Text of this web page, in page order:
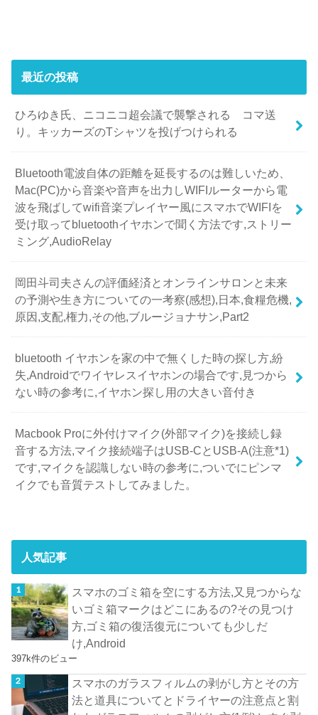
最近の投稿
ひろゆき氏、ニコニコ超会議で襲撃される コマ送
り。キッカーズのTシャツを投げつけられる
Bluetooth電波自体の距離を延長するのは難しいため、
Mac(PC)から音楽や音声を出力しWIFIルーターから電
波を飛ばしてwifi音楽プレイヤー風にスマホでWIFIを
受け取ってbluetoothイヤホンで聞く方法です,ストリー
ミング,AudioRelay
岡田斗司夫さんの評価経済とオンラインサロンと未来
の予測や生き方についての一考察(感想),日本,食糧危機,
原因,支配,権力,その他,ブルージョナサン,Part2
bluetooth イヤホンを家の中で無くした時の探し方,紛
失,Androidでワイヤレスイヤホンの場合です,見つから
ない時の参考に,イヤホン探し用の大きい音付き
Macbook Proに外付けマイク(外部マイク)を接続し録
音する方法,マイク接続端子はUSB-CとUSB-A(注意*1)
です,マイクを認識しない時の参考に,ついでにピンマ
イクでも音質テストしてみました。
人気記事
スマホのゴミ箱を空にする方法,又見つからな
いゴミ箱マークはどこにあるの?その見つけ
方,ゴミ箱の復活復元についても少しだ
け,Android
397k件のビュー
スマホのガラスフィルムの剥がし方とその方
法と道具についてとドライヤーの注意点と割